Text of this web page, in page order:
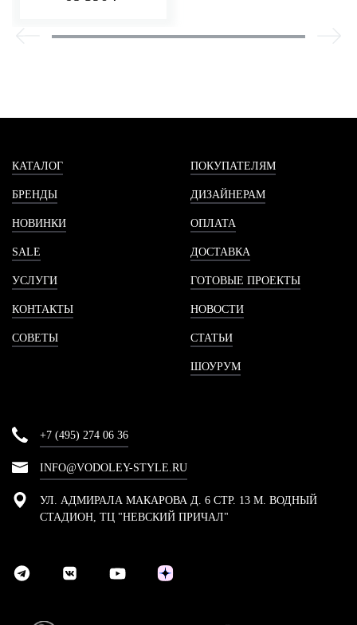
КАТАЛОГ
БРЕНДЫ
НОВИНКИ
SALE
УСЛУГИ
КОНТАКТЫ
СОВЕТЫ
ПОКУПАТЕЛЯМ
ДИЗАЙНЕРАМ
ОПЛАТА
ДОСТАВКА
ГОТОВЫЕ ПРОЕКТЫ
НОВОСТИ
СТАТЬИ
ШОУРУМ
+7 (495) 274 06 36
INFO@VODOLEY-STYLE.RU
УЛ. АДМИРАЛА МАКАРОВА Д. 6 СТР. 13 М. ВОДНЫЙ
СТАДИОН, ТЦ "НЕВСКИЙ ПРИЧАЛ"